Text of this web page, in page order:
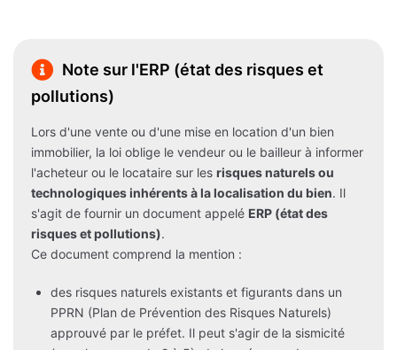
Note sur l'ERP (état des risques et
pollutions)
Lors d'une vente ou d'une mise en location d'un bien
immobilier, la loi oblige le vendeur ou le bailleur à informer
l'acheteur ou le locataire sur les risques naturels ou
technologiques inhérents à la localisation du bien. Il
s'agit de fournir un document appelé ERP (état des
risques et pollutions).
Ce document comprend la mention :
des risques naturels existants et figurants dans un
PPRN (Plan de Prévention des Risques Naturels)
approuvé par le préfet. Il peut s'agir de la sismicité